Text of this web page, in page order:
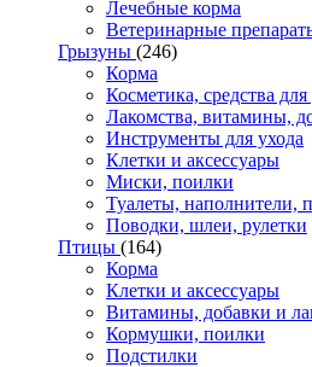
Лечебные корма
Ветеринарные
Грызуны (246)
Корма
Косметика, средства для
Лакомства, витамины,
Инструменты для ухода
Клетки и аксессуары
Миски, поилки
Туалеты, наполнители,
Поводки, шлеи, рулетки
Птицы (164)
Корма
Клетки и аксессуары
Витамины, добавки и
Кормушки, поилки
Подстилки